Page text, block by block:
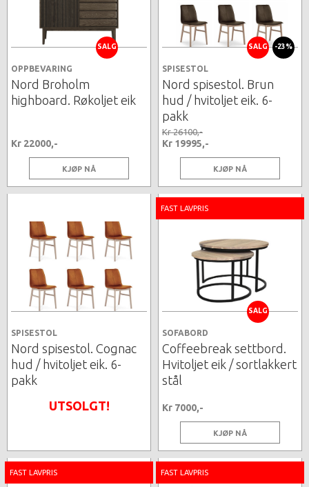
SALG
OPPBEVARING
Nord Broholm
highboard. Røkoljet eik
Kr 22000,-
KJØP NÅ
SALG -23%
SPISESTOL
Nord spisestol. Brun
hud / hvitoljet eik. 6-
pakk
Kr 26100,-
Kr 19995,-
KJØP NÅ
SPISESTOL
Nord spisestol. Cognac
hud / hvitoljet eik. 6-
pakk
UTSOLGT!
FAST LAVPRIS
SALG
SOFABORD
Coffeebreak settbord.
Hvitoljet eik / sortlakkert
stål
Kr 7000,-
KJØP NÅ
FAST LAVPRIS FAST LAVPRIS